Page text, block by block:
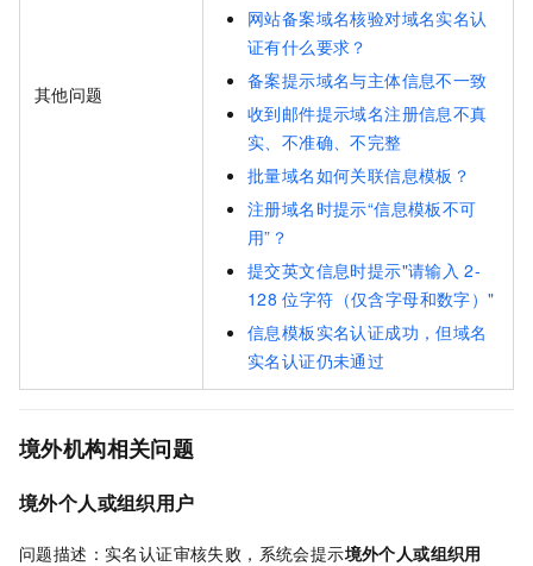
其他问题
网站备案域名核验对域名实名认
证有什么要求？
备案提示域名与主体信息不一致
收到邮件提示域名注册信息不真
实、不准确、不完整
批量域名如何关联信息模板？
注册域名时提示“信息模板不可
用”？
提交英文信息时提示"请输入 2-
128 位字符（仅含字母和数字）"
信息模板实名认证成功，但域名
实名认证仍未通过
境外机构相关问题
境外个人或组织用户
问题描述：实名认证审核失败，系统会提示境外个人或组织用